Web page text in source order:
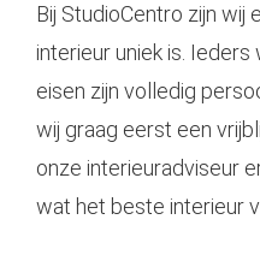
Bij StudioCentro zijn wij
interieur uniek is.
eisen zijn volledig
wij graag eerst een
onze interieuradviseur
wat het beste interieur